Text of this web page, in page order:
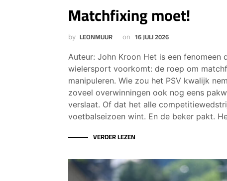
Matchfixing moet!
by LEONMUUR on 16 JULI 2026
Auteur: John Kroon Het is een fenomeen
wielersport voorkomt: de roep om
manipuleren. Wie zou het PSV kwalijk
zoveel overwinningen ook nog eens
verslaat. Of dat het alle
voetbalseizoen wint. En de beker pakt.
VERDER LEZEN